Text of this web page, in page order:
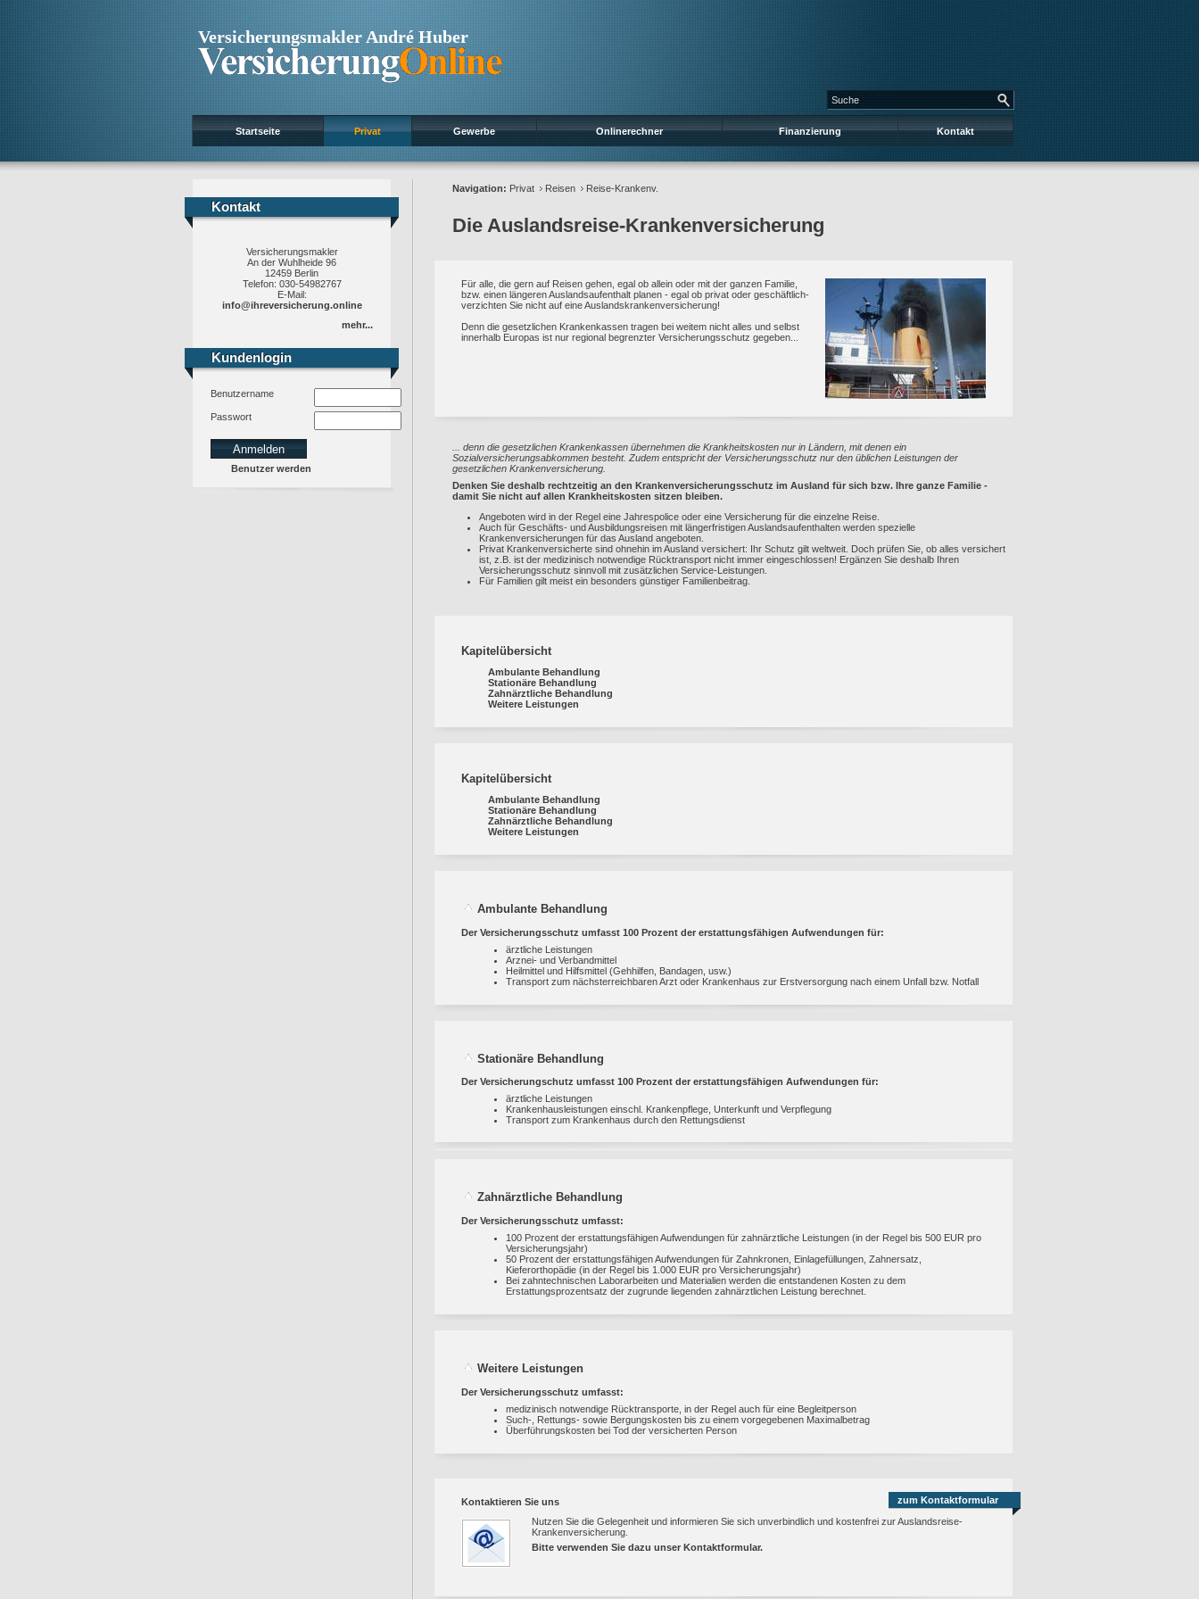
Versicherungsmakler André Huber
Startseite Privat Gewerbe Onlinerechner Finanzierung Kontakt
Kontakt
Kontakt
Versicherungsmakler
An der Wuhlheide 96
12459 Berlin
Telefon: 030-54982767
E-Mail:
info@ihreversicherung.online
mehr...
Kundenlogin
Kundenlogin
Benutzername
Passwort
Benutzer werden
Navigation: Privat Reisen Reise-Krankenv.
Die Auslandsreise-Krankenversicherung
Für alle, die gern auf Reisen gehen, egal ob allein oder mit der ganzen Familie,
bzw. einen längeren Auslandsaufenthalt planen - egal ob privat oder geschäftlich-
verzichten Sie nicht auf eine Auslandskrankenversicherung!
Denn die gesetzlichen Krankenkassen tragen bei weitem nicht alles und selbst
innerhalb Europas ist nur regional begrenzter Versicherungsschutz gegeben...
... denn die gesetzlichen Krankenkassen übernehmen die Krankheitskosten nur in Ländern, mit denen ein
Sozialversicherungsabkommen besteht. Zudem entspricht der Versicherungsschutz nur den üblichen Leistungen der
gesetzlichen Krankenversicherung.
Denken Sie deshalb rechtzeitig an den Krankenversicherungsschutz im Ausland für sich bzw. Ihre ganze Familie -
damit Sie nicht auf allen Krankheitskosten sitzen bleiben.
Angeboten wird in der Regel eine Jahrespolice oder eine Versicherung für die einzelne Reise.
Auch für Geschäfts- und Ausbildungsreisen mit längerfristigen Auslandsaufenthalten werden spezielle
Krankenversicherungen für das Ausland angeboten.
Privat Krankenversicherte sind ohnehin im Ausland versichert: Ihr Schutz gilt weltweit. Doch prüfen Sie, ob alles versichert
ist, z.B. ist der medizinisch notwendige Rücktransport nicht immer eingeschlossen! Ergänzen Sie deshalb Ihren
Versicherungsschutz sinnvoll mit zusätzlichen Service-Leistungen.
Für Familien gilt meist ein besonders günstiger Familienbeitrag.
Kapitelübersicht
Ambulante Behandlung
Stationäre Behandlung
Zahnärztliche Behandlung
Weitere Leistungen
Kapitelübersicht
Ambulante Behandlung
Stationäre Behandlung
Zahnärztliche Behandlung
Weitere Leistungen
Ambulante Behandlung
Der Versicherungsschutz umfasst 100 Prozent der erstattungsfähigen Aufwendungen für:
ärztliche Leistungen
Arznei- und Verbandmittel
Heilmittel und Hilfsmittel (Gehhilfen, Bandagen, usw.)
Transport zum nächsterreichbaren Arzt oder Krankenhaus zur Erstversorgung nach einem Unfall bzw. Notfall
Stationäre Behandlung
Der Versicherungschutz umfasst 100 Prozent der erstattungsfähigen Aufwendungen für:
ärztliche Leistungen
Krankenhausleistungen einschl. Krankenpflege, Unterkunft und Verpflegung
Transport zum Krankenhaus durch den Rettungsdienst
Zahnärztliche Behandlung
Der Versicherungsschutz umfasst:
100 Prozent der erstattungsfähigen Aufwendungen für zahnärztliche Leistungen (in der Regel bis 500 EUR pro
Versicherungsjahr)
50 Prozent der erstattungsfähigen Aufwendungen für Zahnkronen, Einlagefüllungen, Zahnersatz,
Kieferorthopädie (in der Regel bis 1.000 EUR pro Versicherungsjahr)
Bei zahntechnischen Laborarbeiten und Materialien werden die entstandenen Kosten zu dem
Erstattungsprozentsatz der zugrunde liegenden zahnärztlichen Leistung berechnet.
Weitere Leistungen
Der Versicherungsschutz umfasst:
medizinisch notwendige Rücktransporte, in der Regel auch für eine Begleitperson
Such-, Rettungs- sowie Bergungskosten bis zu einem vorgegebenen Maximalbetrag
Überführungskosten bei Tod der versicherten Person
Kontaktieren Sie uns
Nutzen Sie die Gelegenheit und informieren Sie sich unverbindlich und kostenfrei zur Auslandsreise-
Krankenversicherung.
Bitte verwenden Sie dazu unser Kontaktformular.
zum Kontaktformular